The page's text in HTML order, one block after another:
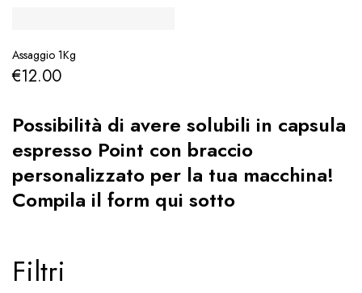
Filtri
Assaggio 1Kg
€12.00